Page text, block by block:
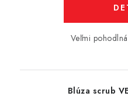
Veľmi
Blúza scrub